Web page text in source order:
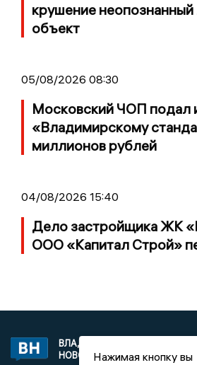
крушение
объект
05/08/2026 08:30
Московский ЧОП подал
«Владимирскому
миллионов рублей
04/08/2026 15:40
Дело застройщика ЖК
ООО «Капитал Строй»
ВЛАДИМИРСКИЕ
НОВОСТИ
2017 ©
Владимирские
Нажимая кнопку вы